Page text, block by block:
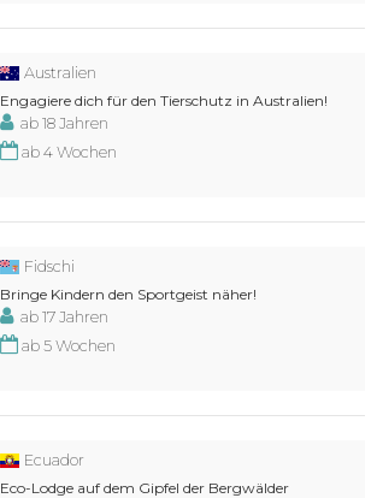
Australien
Engagiere dich für den Tierschutz in Australien!
ab 18 Jahren
ab 4 Wochen
Fidschi
Bringe Kindern den Sportgeist näher!
ab 17 Jahren
ab 5 Wochen
Ecuador
Eco-Lodge auf dem Gipfel der Bergwälder